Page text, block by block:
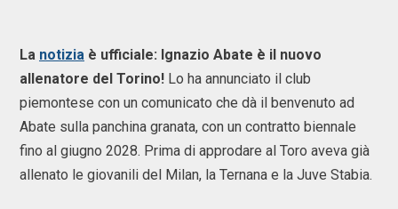
La notizia è ufficiale: Ignazio Abate è il nuovo
allenatore del Torino! Lo ha annunciato il club
piemontese con un comunicato che dà il benvenuto ad
Abate sulla panchina granata, con un contratto biennale
fino al giugno 2028. Prima di approdare al Toro aveva già
allenato le giovanili del Milan, la Ternana e la Juve Stabia.